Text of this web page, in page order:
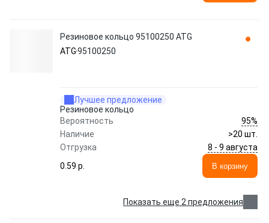
Резиновое кольцо 95100250 ATG
ATG95100250
Лучшее предложение
Резиновое кольцо
Вероятность
95%
Наличие
>20 шт.
Отгрузка
8 - 9 августа
0.59 p.
В корзину
Показать еще 2 предложения